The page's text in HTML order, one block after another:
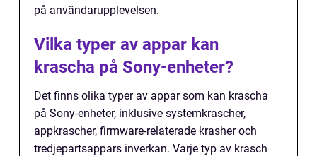
på användarupplevelsen.
Vilka typer av appar kan
krascha på Sony-enheter?
Det finns olika typer av appar som kan krascha
på Sony-enheter, inklusive systemkrascher,
appkrascher, firmware-relaterade krasher och
tredjepartsappars inverkan. Varje typ av krasch